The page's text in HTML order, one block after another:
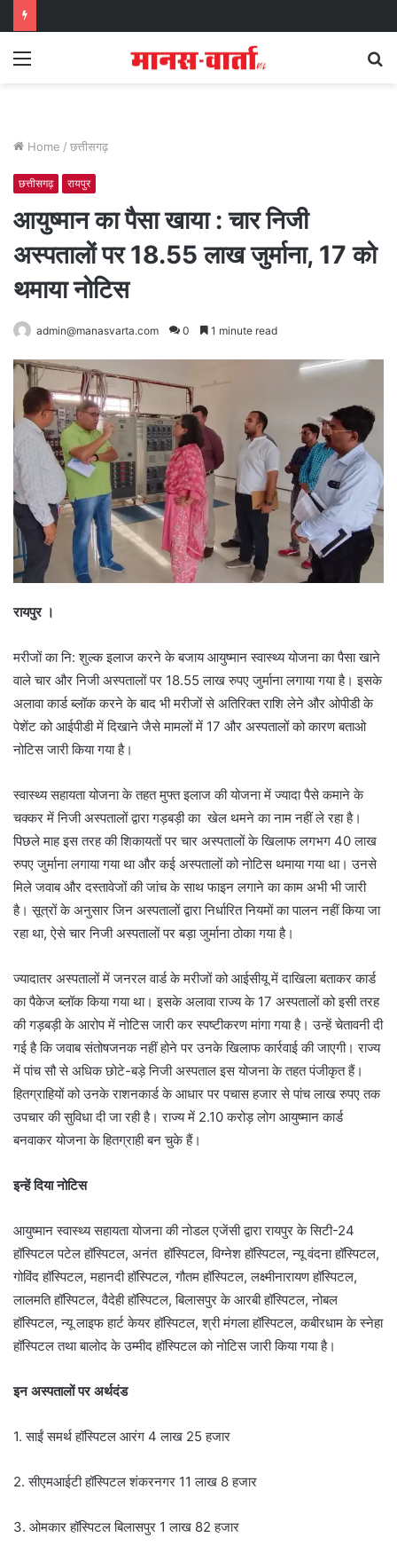
Menu
Home / छत्तीसगढ़
छत्तीसगढ़ रायपुर
आयुष्मान का पैसा खाया : चार निजी
अस्पतालों पर 18.55 लाख जुर्माना, 17 को
थमाया नोटिस
admin@manasvarta.com 0 1 minute read
रायपुर ।
मरीजों का नि: शुल्क इलाज करने के बजाय आयुष्मान स्वास्थ्य योजना का पैसा खाने
वाले चार और निजी अस्पतालों पर 18.55 लाख रुपए जुर्माना लगाया गया है। इसके
अलावा कार्ड ब्लॉक करने के बाद भी मरीजों से अतिरिक्त राशि लेने और ओपीडी के
पेशेंट को आईपीडी में दिखाने जैसे मामलों में 17 और अस्पतालों को कारण बताओ
नोटिस जारी किया गया है।
स्वास्थ्य सहायता योजना के तहत मुफ्त इलाज की योजना में ज्यादा पैसे कमाने के
चक्कर में निजी अस्पतालों द्वारा गड़बड़ी का खेल थमने का नाम नहीं ले रहा है।
पिछले माह इस तरह की शिकायतों पर चार अस्पतालों के खिलाफ लगभग 40 लाख
रुपए जुर्माना लगाया गया था और कई अस्पतालों को नोटिस थमाया गया था। उनसे
मिले जवाब और दस्तावेजों की जांच के साथ फाइन लगाने का काम अभी भी जारी
है। सूत्रों के अनुसार जिन अस्पतालों द्वारा निर्धारित नियमों का पालन नहीं किया जा
रहा था, ऐसे चार निजी अस्पतालों पर बड़ा जुर्माना ठोका गया है।
ज्यादातर अस्पतालों में जनरल वार्ड के मरीजों को आईसीयू में दाखिला बताकर कार्ड
का पैकेज ब्लॉक किया गया था। इसके अलावा राज्य के 17 अस्पतालों को इसी तरह
की गड़बड़ी के आरोप में नोटिस जारी कर स्पष्टीकरण मांगा गया है। उन्हें चेतावनी दी
गई है कि जवाब संतोषजनक नहीं होने पर उनके खिलाफ कार्रवाई की जाएगी। राज्य
में पांच सौ से अधिक छोटे-बड़े निजी अस्पताल इस योजना के तहत पंजीकृत हैं।
हितग्राहियों को उनके राशनकार्ड के आधार पर पचास हजार से पांच लाख रुपए तक
उपचार की सुविधा दी जा रही है। राज्य में 2.10 करोड़ लोग आयुष्मान कार्ड
बनवाकर योजना के हितग्राही बन चुके हैं।
इन्हें दिया नोटिस
आयुष्मान स्वास्थ्य सहायता योजना की नोडल एजेंसी द्वारा रायपुर के सिटी-24
हॉस्पिटल पटेल हॉस्पिटल, अनंत हॉस्पिटल, विग्नेश हॉस्पिटल, न्यू वंदना हॉस्पिटल,
गोविंद हॉस्पिटल, महानदी हॉस्पिटल, गौतम हॉस्पिटल, लक्ष्मीनारायण हॉस्पिटल,
लालमति हॉस्पिटल, वैदेही हॉस्पिटल, बिलासपुर के आरबी हॉस्पिटल, नोबल
हॉस्पिटल, न्यू लाइफ हार्ट केयर हॉस्पिटल, श्री मंगला हॉस्पिटल, कबीरधाम के स्नेहा
हॉस्पिटल तथा बालोद के उम्मीद हॉस्पिटल को नोटिस जारी किया गया है।
इन अस्पतालों पर अर्थदंड
1. साईं समर्थ हॉस्पिटल आरंग 4 लाख 25 हजार
2. सीएमआईटी हॉस्पिटल शंकरनगर 11 लाख 8 हजार
3. ओमकार हॉस्पिटल बिलासपुर 1 लाख 82 हजार